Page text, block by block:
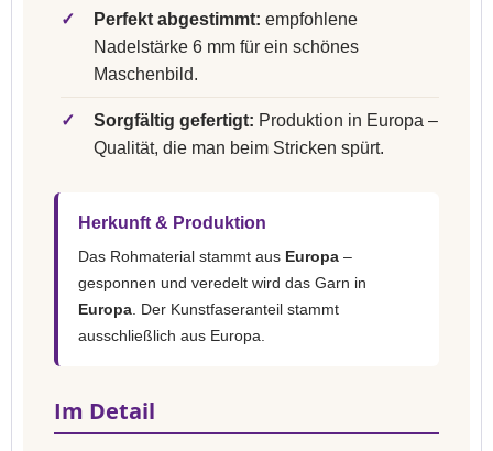
✓ Perfekt abgestimmt: empfohlene
Nadelstärke 6 mm für ein schönes
Maschenbild.
✓ Sorgfältig gefertigt: Produktion in Europa –
Qualität, die man beim Stricken spürt.
Herkunft & Produktion
Das Rohmaterial stammt aus Europa –
gesponnen und veredelt wird das Garn in
Europa . Der Kunstfaseranteil stammt
ausschließlich aus Europa.
Im Detail